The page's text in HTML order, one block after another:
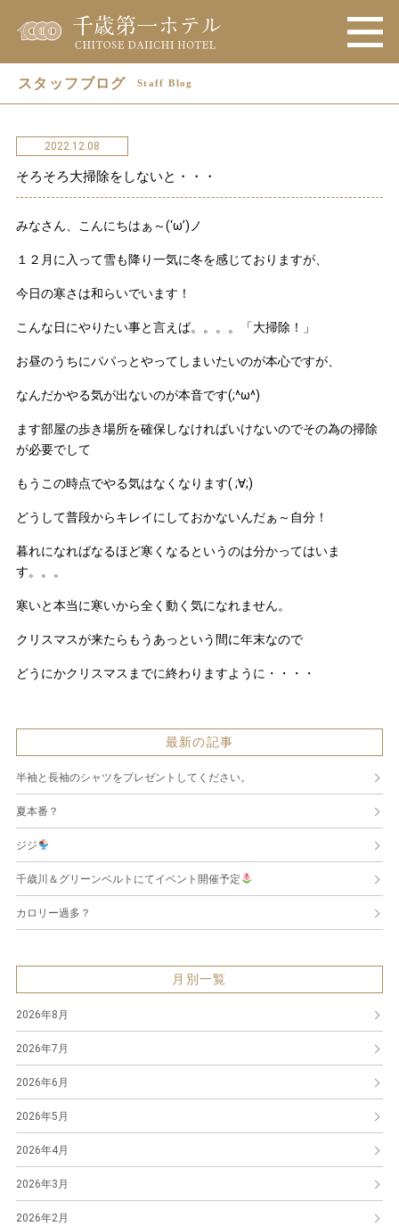
スタッフブログ Staff Blog
2022.12.08
そろそろ大掃除をしないと・・・
みなさん、こんにちはぁ～(‘ω’)ノ
１２月に入って雪も降り一気に冬を感じておりますが、
今日の寒さは和らいでいます！
こんな日にやりたい事と言えば。。。。「大掃除！」
お昼のうちにパパっとやってしまいたいのが本心ですが、
なんだかやる気が出ないのが本音です(;^ω^)
ます部屋の歩き場所を確保しなければいけないのでその為の掃除
が必要でして
もうこの時点でやる気はなくなります( ;∀;)
どうして普段からキレイにしておかないんだぁ～自分！
暮れになればなるほど寒くなるというのは分かってはいま
す。。。
寒いと本当に寒いから全く動く気になれません。
クリスマスが来たらもうあっという間に年末なので
どうにかクリスマスまでに終わりますように・・・・
最新の記事
半袖と長袖のシャツをプレゼントしてください。
夏本番？
ジジ
千歳川＆グリーンベルトにてイベント開催予定
カロリー過多？
月別一覧
2026年8月
2026年7月
2026年6月
2026年5月
2026年4月
2026年3月
2026年2月